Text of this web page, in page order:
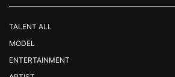
TALENT ALL
MODEL
ENTERTAINMENT